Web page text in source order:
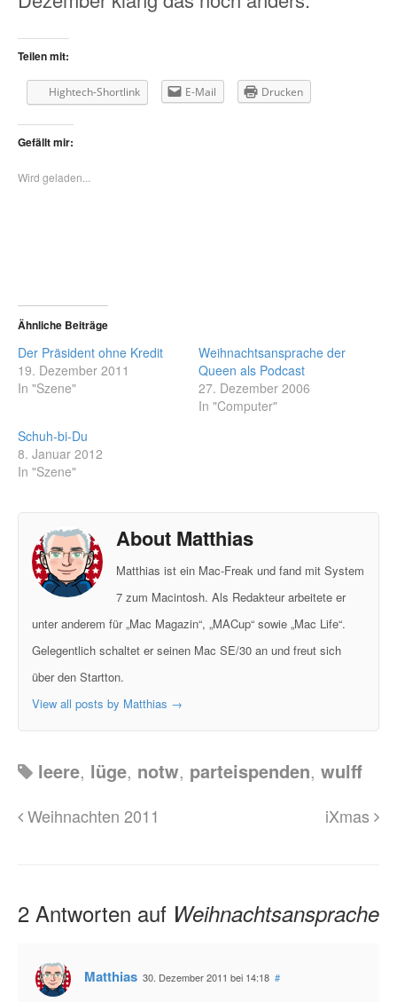
Teilen mit:
Hightech-Shortlink E-Mail Drucken
Gefällt mir:
Wird geladen...
Ähnliche Beiträge
Der Präsident ohne Kredit
19. Dezember 2011
In "Szene"
Weihnachtsansprache der
Queen als Podcast
27. Dezember 2006
In "Computer"
Schuh-bi-Du
8. Januar 2012
In "Szene"
About Matthias
Matthias ist ein Mac-Freak und fand mit System
7 zum Macintosh. Als Redakteur arbeitete er
unter anderem für „Mac Magazin“, „MACup“ sowie „Mac Life“.
Gelegentlich schaltet er seinen Mac SE/30 an und freut sich
über den Startton.
View all posts by Matthias →
leere, lüge, notw, parteispenden, wulff
Weihnachten 2011 iXmas
2 Antworten auf Weihnachtsansprache
Matthias 30. Dezember 2011 bei 14:18 #